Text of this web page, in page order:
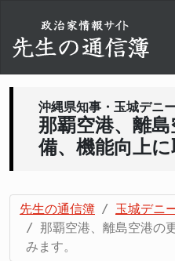
沖縄県知事・玉城デニ
那覇空港、離
備、機能向上に
先生の通信簿 玉城デニ
那覇空港、離島空港の
みます。